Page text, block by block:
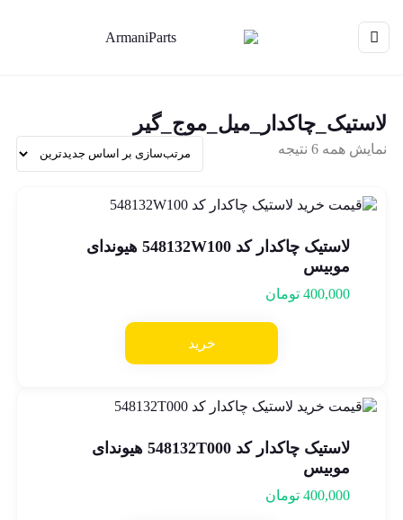
لاستیک_چاکدار_میل_موج_گیر
نمایش همه 6 نتیجه
لاستیک چاکدار کد 548132W100 هیوندای
موبیس
400,000 تومان
خرید
لاستیک چاکدار کد 548132T000 هیوندای
موبیس
400,000 تومان